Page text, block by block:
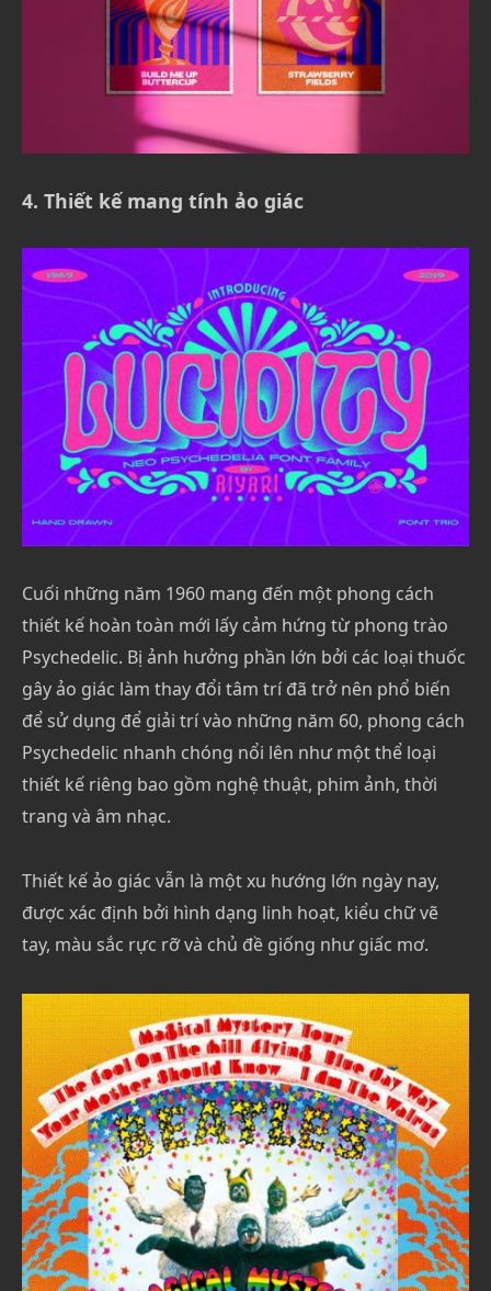
4. Thiết kế mang tính ảo giác
Cuối những năm 1960 mang đến một phong cách
thiết kế hoàn toàn mới lấy cảm hứng từ phong trào
Psychedelic. Bị ảnh hưởng phần lớn bởi các loại thuốc
gây ảo giác làm thay đổi tâm trí đã trở nên phổ biến
để sử dụng để giải trí vào những năm 60, phong cách
Psychedelic nhanh chóng nổi lên như một thể loại
thiết kế riêng bao gồm nghệ thuật, phim ảnh, thời
trang và âm nhạc.
Thiết kế ảo giác vẫn là một xu hướng lớn ngày nay,
được xác định bởi hình dạng linh hoạt, kiểu chữ vẽ
tay, màu sắc rực rỡ và chủ đề giống như giấc mơ.